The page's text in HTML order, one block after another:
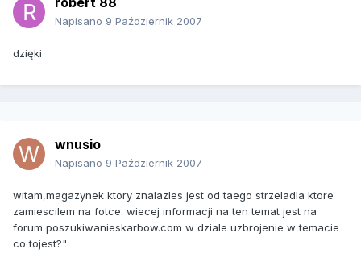
Napisano 9 Październik 2007
dzięki
wnusio
Napisano 9 Październik 2007
witam,magazynek ktory znalazles jest od taego strzeladla ktore
zamiescilem na fotce. wiecej informacji na ten temat jest na
forum poszukiwanieskarbow.com w dziale uzbrojenie w temacie
co tojest?"